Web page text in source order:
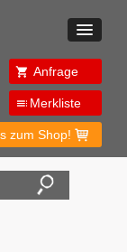
Anfrage
Merkliste
zum Shop!